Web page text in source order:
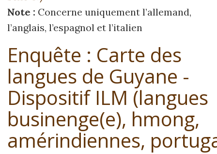
Note : Concerne uniquement l’allemand,
l’anglais, l’espagnol et l’italien
Enquête : Carte des
langues de Guyane -
Dispositif ILM (langues
businenge(e), hmong,
amérindiennes,